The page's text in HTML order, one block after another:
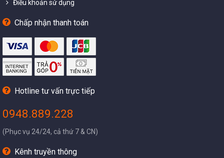
Điều khoản sử dụng
Chấp nhận thanh toán
Hotline tư vấn trực tiếp
0948.889.228
(Phục vụ 24/24, cả thứ 7 & CN)
Kênh truyền thông